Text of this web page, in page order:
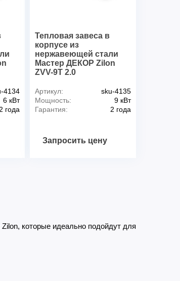
4134
6 кВт
2 года
Тепловая завеса в
корпусе из
нержавеющей стали
Мастер ДЕКОР Zilon
ZVV-9T 2.0
Артикул:
sku-4135
Мощность:
9 кВт
Гарантия:
2 года
Запросить цену
которые идеально подойдут для